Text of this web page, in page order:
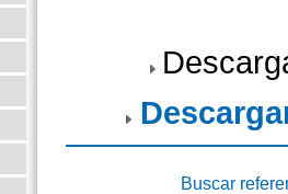
Buscar